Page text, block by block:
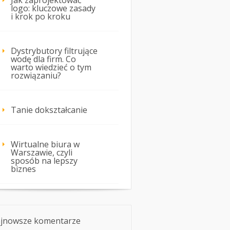
logo: kluczowe zasady
i krok po kroku
Dystrybutory filtrujące
wodę dla firm. Co
warto wiedzieć o tym
rozwiązaniu?
Tanie dokształcanie
Wirtualne biura w
Warszawie, czyli
sposób na lepszy
biznes
komentarze